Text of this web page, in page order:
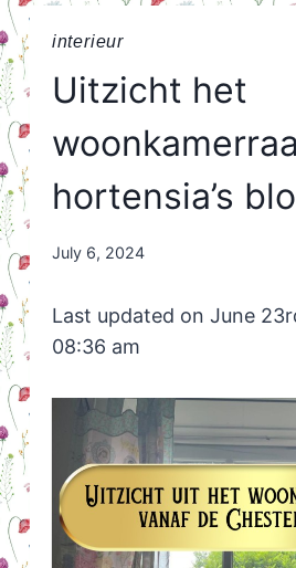
interieur
Uitzicht het
hortensia’s
By
July 6, 2024
Last updated on June
08:36 am